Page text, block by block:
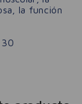
la función
30